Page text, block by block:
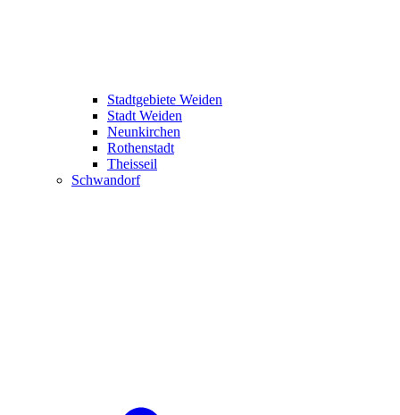
Stadtgebiete Weiden
Stadt Weiden
Neunkirchen
Rothenstadt
Theisseil
Schwandorf